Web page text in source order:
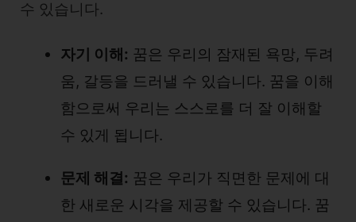
수 있습니다.
자기 이해: 꿈은 우리의 잠재된 욕망, 두려
움, 갈등을 드러낼 수 있습니다. 꿈을 이해
함으로써 우리는 스스로를 더 잘 이해할
수 있게 됩니다.
문제 해결: 꿈은 우리가 직면한 문제에 대
한 새로운 시각을 제공할 수 있습니다. 꿈